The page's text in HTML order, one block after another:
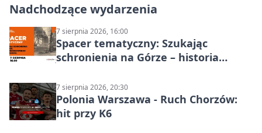
Nadchodzące wydarzenia
7 sierpnia 2026, 16:00
Spacer tematyczny: Szukając
schronienia na Górze – historia
7 sierpnia 2026, 20:30
Polonia Warszawa - Ruch Chorzów:
hit przy K6